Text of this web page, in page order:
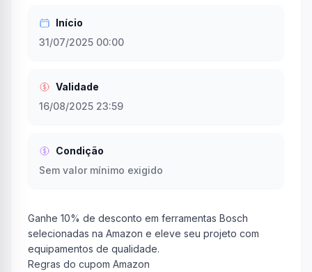
Início
31/07/2025 00:00
Validade
16/08/2025 23:59
Condição
Sem valor mínimo exigido
Ganhe 10% de desconto em ferramentas Bosch
selecionadas na Amazon e eleve seu projeto com
equipamentos de qualidade.
Regras do cupom Amazon